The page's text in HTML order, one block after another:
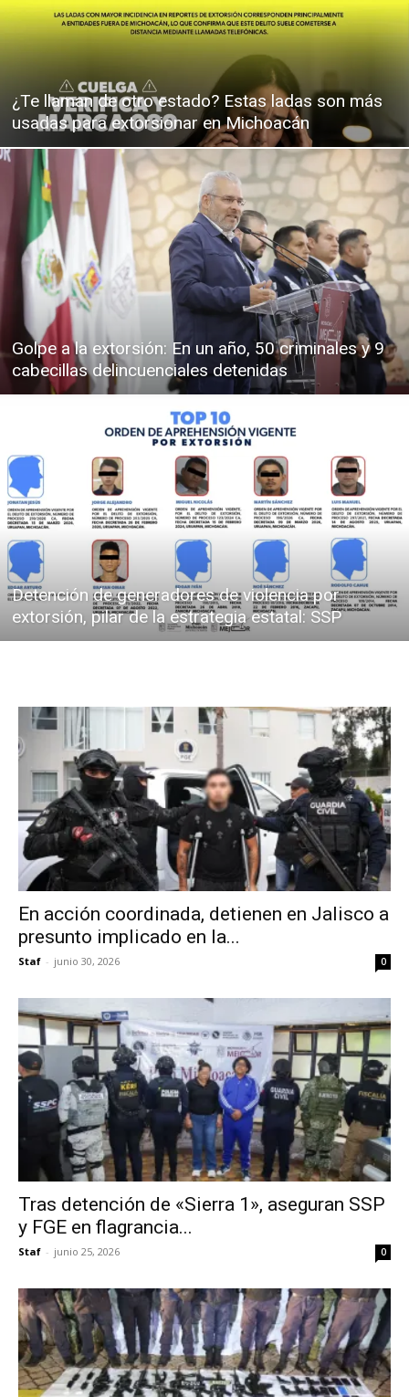
¿Te llaman de otro estado? Estas ladas son más
usadas para extorsionar en Michoacán
Golpe a la extorsión: En un año, 50 criminales y 9
cabecillas delincuenciales detenidas
Detención de generadores de violencia por
extorsión, pilar de la estrategia estatal: SSP
En acción coordinada, detienen en Jalisco a
presunto implicado en la...
Staf - junio 30, 2026 0
Tras detención de «Sierra 1», aseguran SSP
y FGE en flagrancia...
Staf - junio 25, 2026 0